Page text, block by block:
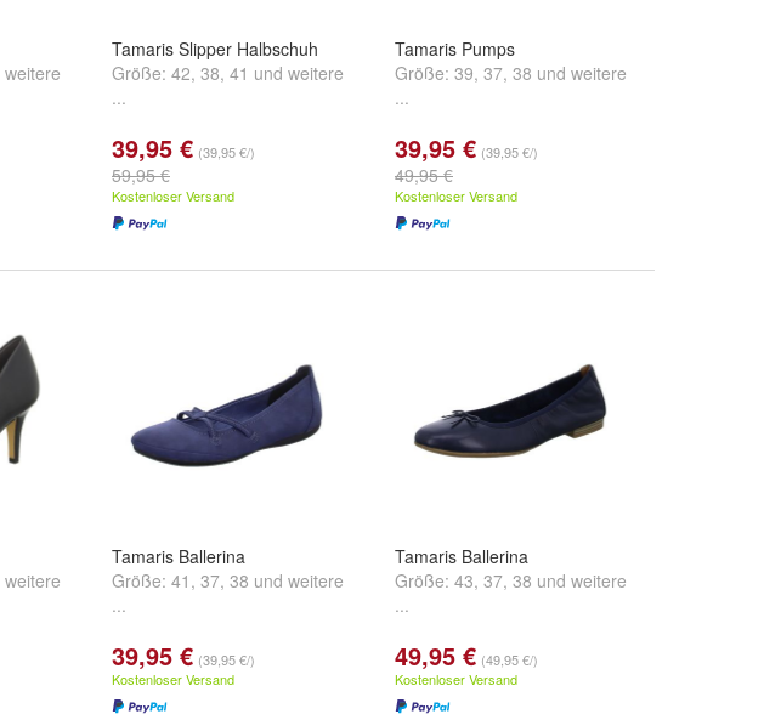
weitere
Tamaris Slipper Halbschuh
Größe: 42, 38, 41 und weitere
...
39,95 € (39,95 €/)
59,95 €
Kostenloser Versand
Tamaris Pumps
Größe: 39, 37, 38 und weitere
...
39,95 € (39,95 €/)
49,95 €
Kostenloser Versand
weitere
Tamaris Ballerina
Größe: 41 , 37, 38 und weitere
...
39,95 € (39,95 €/)
Kostenloser Versand
Tamaris Ballerina
Größe: 43, 37, 38 und weitere
...
49,95 € (49,95 €/)
Kostenloser Versand